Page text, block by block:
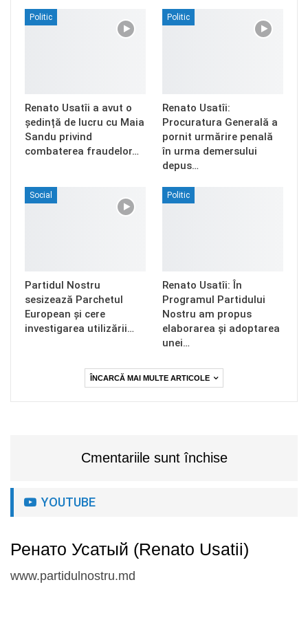
Politic
Renato Usatîi a avut o
ședință de lucru cu Maia
Sandu privind
combaterea fraudelor…
Politic
Renato Usatîi:
Procuratura Generală a
pornit urmărire penală
în urma demersului
depus…
Social
Partidul Nostru
sesizează Parchetul
European și cere
investigarea utilizării…
Politic
Renato Usatîi: În
Programul Partidului
Nostru am propus
elaborarea și adoptarea
unei…
ÎNCARCĂ MAI MULTE ARTICOLE
Cmentariile sunt închise
YOUTUBE
Ренато Усатый (Renato Usatii)
www.partidulnostru.md